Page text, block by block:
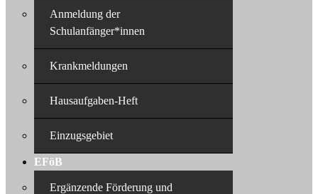
Anmeldung der
Schulanfänger*innen
Krankmeldungen
Hausaufgaben-Heft
Einzugsgebiet
EFöB
Ergänzende Förderung und